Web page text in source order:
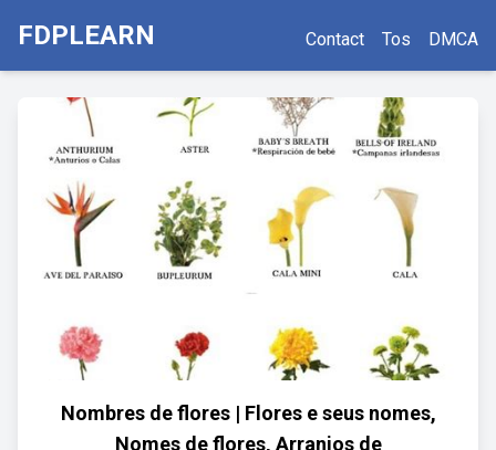
FDPLEARN Contact Tos DMCA
Nombres de flores | Flores e seus nomes,
Nomes de flores, Arranjos de